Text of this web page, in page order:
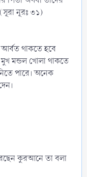
নূরঃ ৩১)
আর্বত থাকতে হবে
মুখ মন্ডল খোলা থাকতে
পারে। অনেক
কুরআনে তা বলা